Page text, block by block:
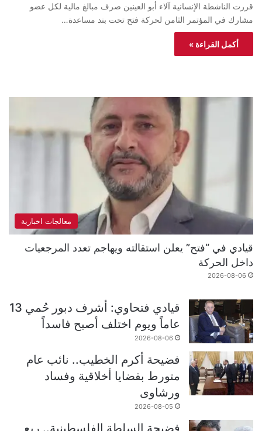
قررت الناشطة الإنسانية آلاء أبو العينين صرف مبالغ مالية لكل عضو
مشارك في المؤتمر الثامن لحركة فتح تحت بند مساعدة…
أكمل القراءة »
معالجات اخبارية
قيادي في “فتح” يعلن استقالته ويهاجم تعدد المرجعيات
داخل الحركة
2026-08-06
قيادي فتحاوي: أشرف دبور حُمي 13
عاماً ويوم اختلف أصبح فاسداً
2026-08-06
فضيحة أكرم الخطيب.. نائب عام
متورط بقضايا أخلاقية وفساد
ورشاوى
2026-08-05